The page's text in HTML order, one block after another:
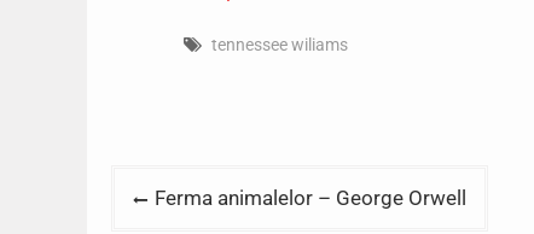
tennessee wiliams
PostFerma animalelor – George Orwell